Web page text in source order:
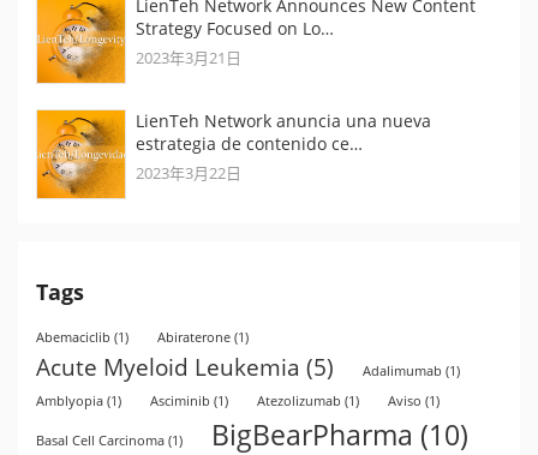
LienTeh Network Announces New Content
Strategy Focused on Lo…
2023年3月21日
LienTeh Network anuncia una nueva
estrategia de contenido ce…
2023年3月22日
Tags
Abemaciclib (1) Abiraterone (1)
Acute Myeloid Leukemia (5) Adalimumab (1)
Amblyopia (1) Asciminib (1) Atezolizumab (1) Aviso (1)
Basal Cell Carcinoma (1) BigBearPharma (10)